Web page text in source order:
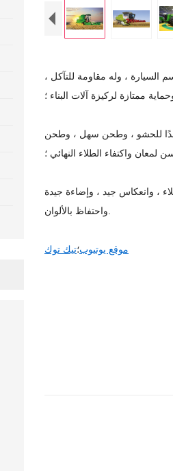
السيارة ، وله مقاومة للتآكل ،
ممتازة لركيزة آلات البناء ؛
جدًا للحشو ، وطحن سهل ، وطحن
واكتفاء الطلاء النهائي ؛
، وانعكاس جيد ، وإضاءة جيدة
موقع يوتيوب؛تيك توك